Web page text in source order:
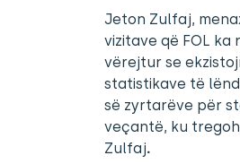
Jeton Zulfaj,
vizitave që FOL ka
vërejtur se
statistikave të
së zyrtarëve për
veçantë, ku
Zulfaj.